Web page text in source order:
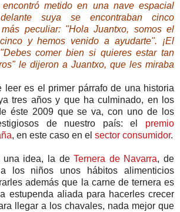
metido en una nave espacial
suya se encontraban cinco
peculiar: "Hola Juantxo, somos el
y hemos venido a ayudarte". ¡El
comer bien si quieres estar tan
le dijeron a Juantxo, que les miraba
leer es el primer párrafo de una historia
tres años y que ha culminado, en los
éste 2009 que se va, con uno de los
de nuestro país: el premio
, en este caso en el sector consumidor.
una idea, la deTernera de Navarra, de
los niños unos hábitos alimenticios
además que la carne de ternera es
estupenda aliada para hacerles crecer
llegar a los chavales, nada mejor que